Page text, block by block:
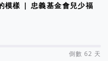
模樣 | 忠義基金會兒少福
倒數 62 天